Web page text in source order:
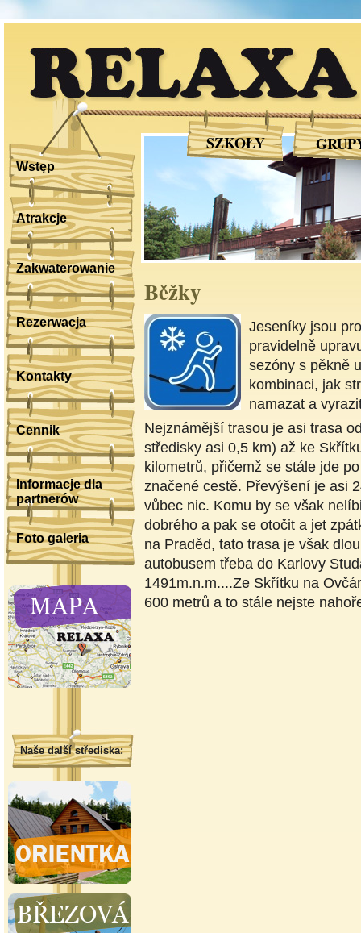
RELAXA
Běžky
Jeseníky jsou
pravidelně
sezóny s pěkně
kombinaci, jak
namazat a
Nejznámější trasou je asi trasa
středisky asi 0,5 km) až ke
kilometrů, přičemž se stále jde
značené cestě. Převýšení je asi
vůbec nic. Komu by se však
dobrého a pak se otočit a jet
na Praděd, tato trasa je však
autobusem třeba do Karlovy
1491m.n.m....Ze Skřítku na
600 metrů a to stále nejste
Wstęp
Atrakcje
Zakwaterowanie
Rezerwacja
Kontakty
Cennik
Informacje dla
partnerów
Foto galeria
Naše další střediska:
SZKOŁY